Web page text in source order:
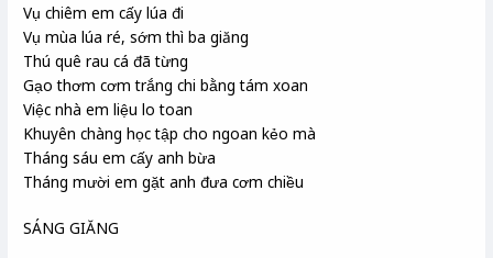
Vụ chiêm em cấy lúa đi
Vụ mùa lúa ré, sớm thì ba giăng
Thú quê rau cá đã từng
Gạo thơm cơm trắng chi bằng tám xoan
Việc nhà em liệu lo toan
Khuyên chàng học tập cho ngoan kẻo mà
Tháng sáu em cấy anh bừa
Tháng mười em gặt anh đưa cơm chiều
SÁNG GIĂNG